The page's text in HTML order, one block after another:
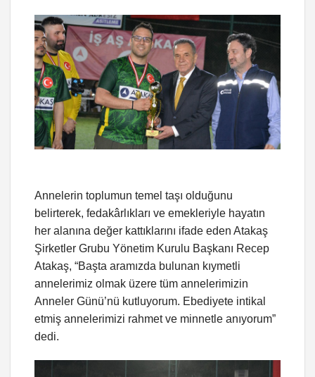
Annelerin toplumun temel taşı olduğunu
belirterek, fedakârlıkları ve emekleriyle hayatın
her alanına değer kattıklarını ifade eden Atakaş
Şirketler Grubu Yönetim Kurulu Başkanı Recep
Atakaş, “Başta aramızda bulunan kıymetli
annelerimiz olmak üzere tüm annelerimizin
Anneler Günü’nü kutluyorum. Ebediyete intikal
etmiş annelerimizi rahmet ve minnetle anıyorum”
dedi.